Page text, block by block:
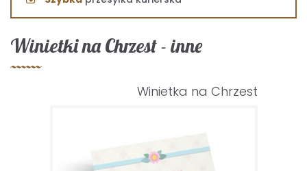
Winietki na Chrzest - inne
Winietka na Chrzest